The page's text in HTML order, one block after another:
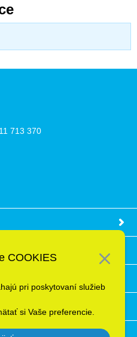
COOKIES
pri poskytovaní služieb
si Vaše preferencie.
713 370